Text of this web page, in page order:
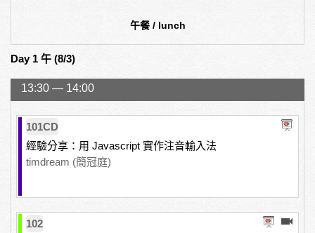
午餐 / lunch
Day 1 午 (8/3)
13:30 — 14:00
101CD
經驗分享：用 Javascript 實作注音輸入法
timdream (簡冠庭)
102